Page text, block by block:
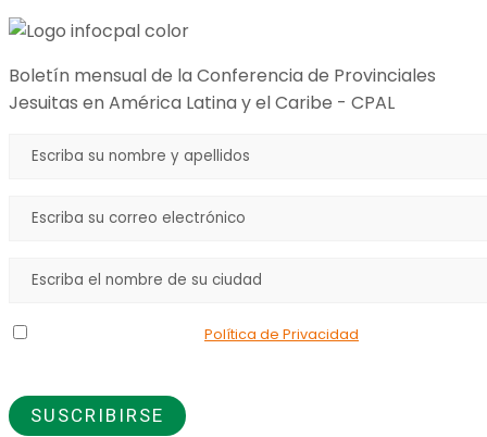
Boletín mensual de la Conferencia de Provinciales
Jesuitas en América Latina y el Caribe - CPAL
Política de Privacidad